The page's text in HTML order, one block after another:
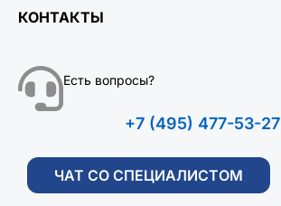
КОНТАКТЫ
Есть вопросы?
+7 (495) 477-53-27
ЧАТ СО СПЕЦИАЛИСТОМ